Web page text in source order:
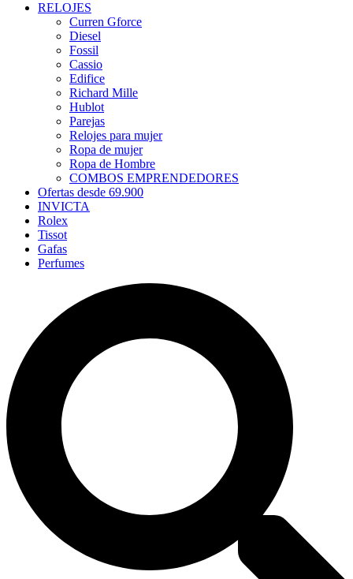
RELOJES
Curren Gforce
Diesel
Fossil
Cassio
Edifice
Richard Mille
Hublot
Parejas
Relojes para mujer
Ropa de mujer
Ropa de Hombre
COMBOS EMPRENDEDORES
Ofertas desde 69.900
INVICTA
Rolex
Tissot
Gafas
Perfumes